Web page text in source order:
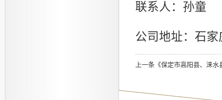
联系人：孙童
公司地址：石
上一条《保定市高阳县、涞水县、曲阳